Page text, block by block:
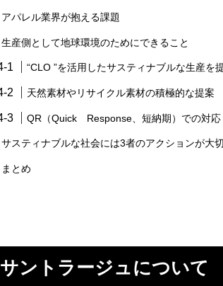
アパレル業界が抱える課題
生産側として地球環境のためにできること
“CLO ”を活用したサスティナブルな生産を
天然素材やリサイクル素材の積極的な提案
QR（Quick Response、短納期）での対応
サスティナブルな社会には3者のアクションが大切
まとめ
サントラージュについて